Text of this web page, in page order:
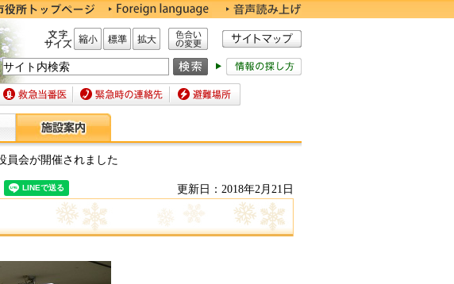
文字サイズ 縮小 標準 拡大
色合いの変更
救急当番医 緊急時の連絡先 避難場所
員会が開催されました
更新日：2018年2月21日